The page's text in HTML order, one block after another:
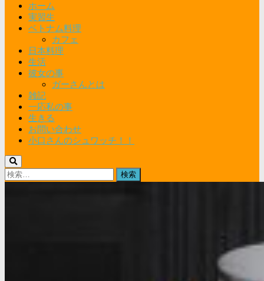
ホーム
実習生
ベトナム料理
カフェ
日本料理
生活
彼女の事
ガーさんとは
雑記
一応私の事
生きる
お問い合わせ
小口さんのシュワッチ！！
検
索: